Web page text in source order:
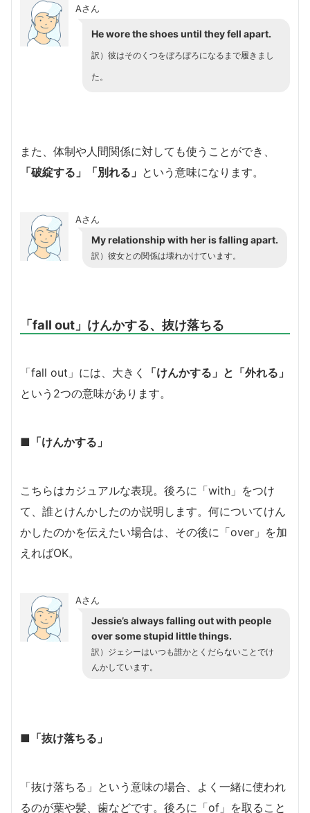
Aさん
He wore the shoes until they fell apart.
訳）彼はそのくつをぼろぼろになるまで履きまし
た。
また、体制や人間関係に対しても使うことができ、
「破綻する」「別れる」 という意味になります。
Aさん
My relationship with her is falling apart.
訳）彼女との関係は壊れかけています。
「fall out」けんかする、抜け落ちる
「fall out」には、大きく
「けんかする」と「外れる」
という2つの意味があります。
■「けんかする」
こちらはカジュアルな表現。後ろに「with」をつけ
て、誰とけんかしたのか説明します。何についてけん
かしたのかを伝えたい場合は、その後に「over」を加
えればOK。
Aさん
Jessie’s always falling out with people
over some stupid little things.
訳）ジェシーはいつも誰かとくだらないことでけ
んかしています。
■「抜け落ちる」
「抜け落ちる」という意味の場合、よく一緒に使われ
るのが葉や髪、歯などです。後ろに「of」を取ること